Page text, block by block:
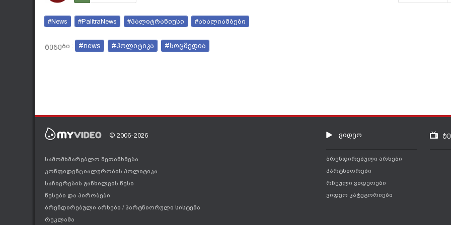
#News #PalitraNews #პალიტრანიუსი #ახალიამბები
ტეგები : #news #პოლიტიკა #სოცმედია
© 2006-2026
სამომხმარებლო შეთანხმება
კონფიდენციალურობის პოლიტიკა
საჩივრების განხილვის წესი
წესები და პირობები
ბრენდირებული არხები / პარტნიორული სისტემა
რეკლამა
ვიდეო
ბრენდირებული არხები
პარტნიორები
რჩეული ვიდეოები
ვიდეო კატეგორიები